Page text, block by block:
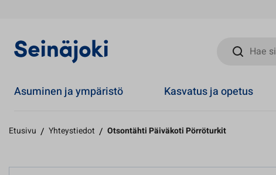
Hae sivustolta
Asuminen ja ympäristö Kasvatus ja opetus
Etusivu / Yhteystiedot / Otsontähti Päiväkoti Pörröturkit